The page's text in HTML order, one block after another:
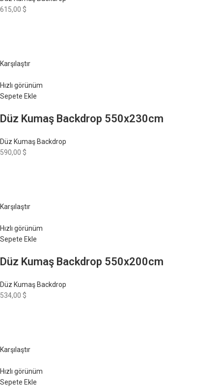
615,00 $
Karşılaştır
Hızlı görünüm
Sepete Ekle
Düz Kumaş Backdrop 550x230cm
Düz Kumaş Backdrop
590,00 $
Karşılaştır
Hızlı görünüm
Sepete Ekle
Düz Kumaş Backdrop 550x200cm
Düz Kumaş Backdrop
534,00 $
Karşılaştır
Hızlı görünüm
Sepete Ekle